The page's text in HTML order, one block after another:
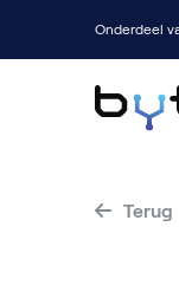
Onderdeel
Terug